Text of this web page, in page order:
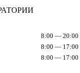
8:00 — 20:00
8:00 — 17:00
8:00 — 17:00